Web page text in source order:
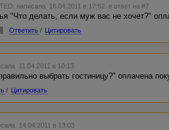
написала 16.04.2011 в 17:52 в ответ на #7
"Что делать, если муж вас не хочет?"
Ответить / Цитировать
11.04.2011 в 10:13
выбрать гостиницу?" оплачена
/ Цитировать
14.04.2011 в 13:03